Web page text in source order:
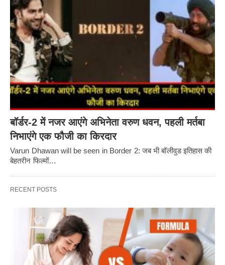
बॉर्डर-2 में नजर आएंगे अभिनेता वरुण धवन, पहली मर्तबा
निभाएंगे एक फौजी का किरदार
Varun Dhawan will be seen in Border 2: जब भी बॉलीवुड इतिहास की
बेहतरीन फिल्मों…
RECENT POSTS